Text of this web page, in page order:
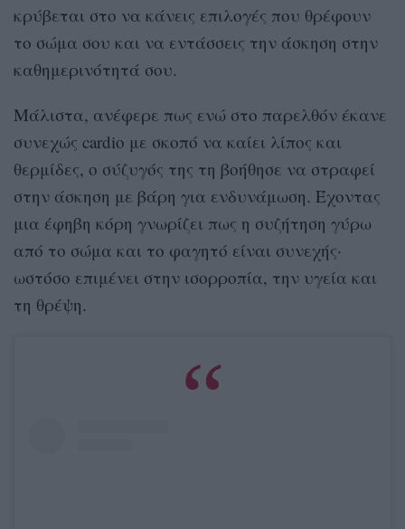
κρύβεται στο να κάνεις επιλογές που θρέφουν
το σώμα σου και να εντάσσεις την άσκηση στην
καθημερινότητά σου.
Μάλιστα, ανέφερε πως ενώ στο παρελθόν έκανε
συνεχώς cardio με σκοπό να καίει λίπος και
θερμίδες, ο σύζυγός της τη βοήθησε να στραφεί
στην άσκηση με βάρη για ενδυνάμωση. Έχοντας
μια έφηβη κόρη γνωρίζει πως η συζήτηση γύρω
από το σώμα και το φαγητό είναι συνεχής·
ωστόσο επιμένει στην ισορροπία, την υγεία και
τη θρέψη.